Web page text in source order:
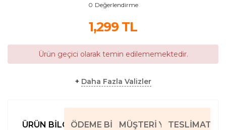
0 Değerlendirme
1,299 TL
Ürün geçici olarak temin edilememektedir.
+ Daha Fazla Valizler
ÜRÜN BILGILERIÖDEME BILGILERIMÜŞTERI YORUMLARI
TESLIMAT